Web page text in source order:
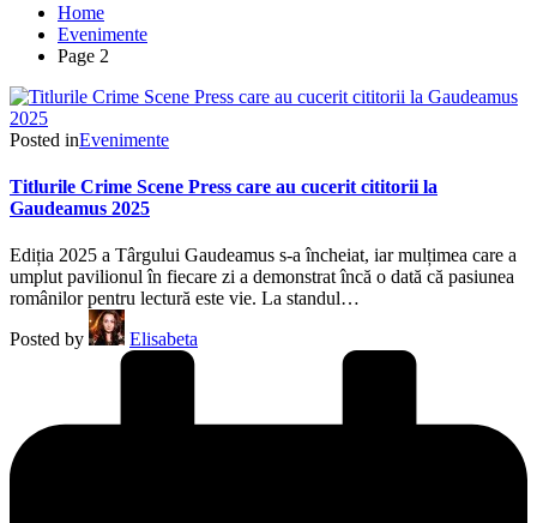
Home
Evenimente
Page 2
Posted inEvenimente
Titlurile Crime Scene Press care au cucerit cititorii la
Gaudeamus 2025
Ediția 2025 a Târgului Gaudeamus s-a încheiat, iar mulțimea care a
umplut pavilionul în fiecare zi a demonstrat încă o dată că pasiunea
românilor pentru lectură este vie. La standul…
Posted by
Elisabeta